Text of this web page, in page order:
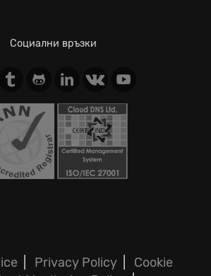
Социални връзки
Privacy Policy
Cookie